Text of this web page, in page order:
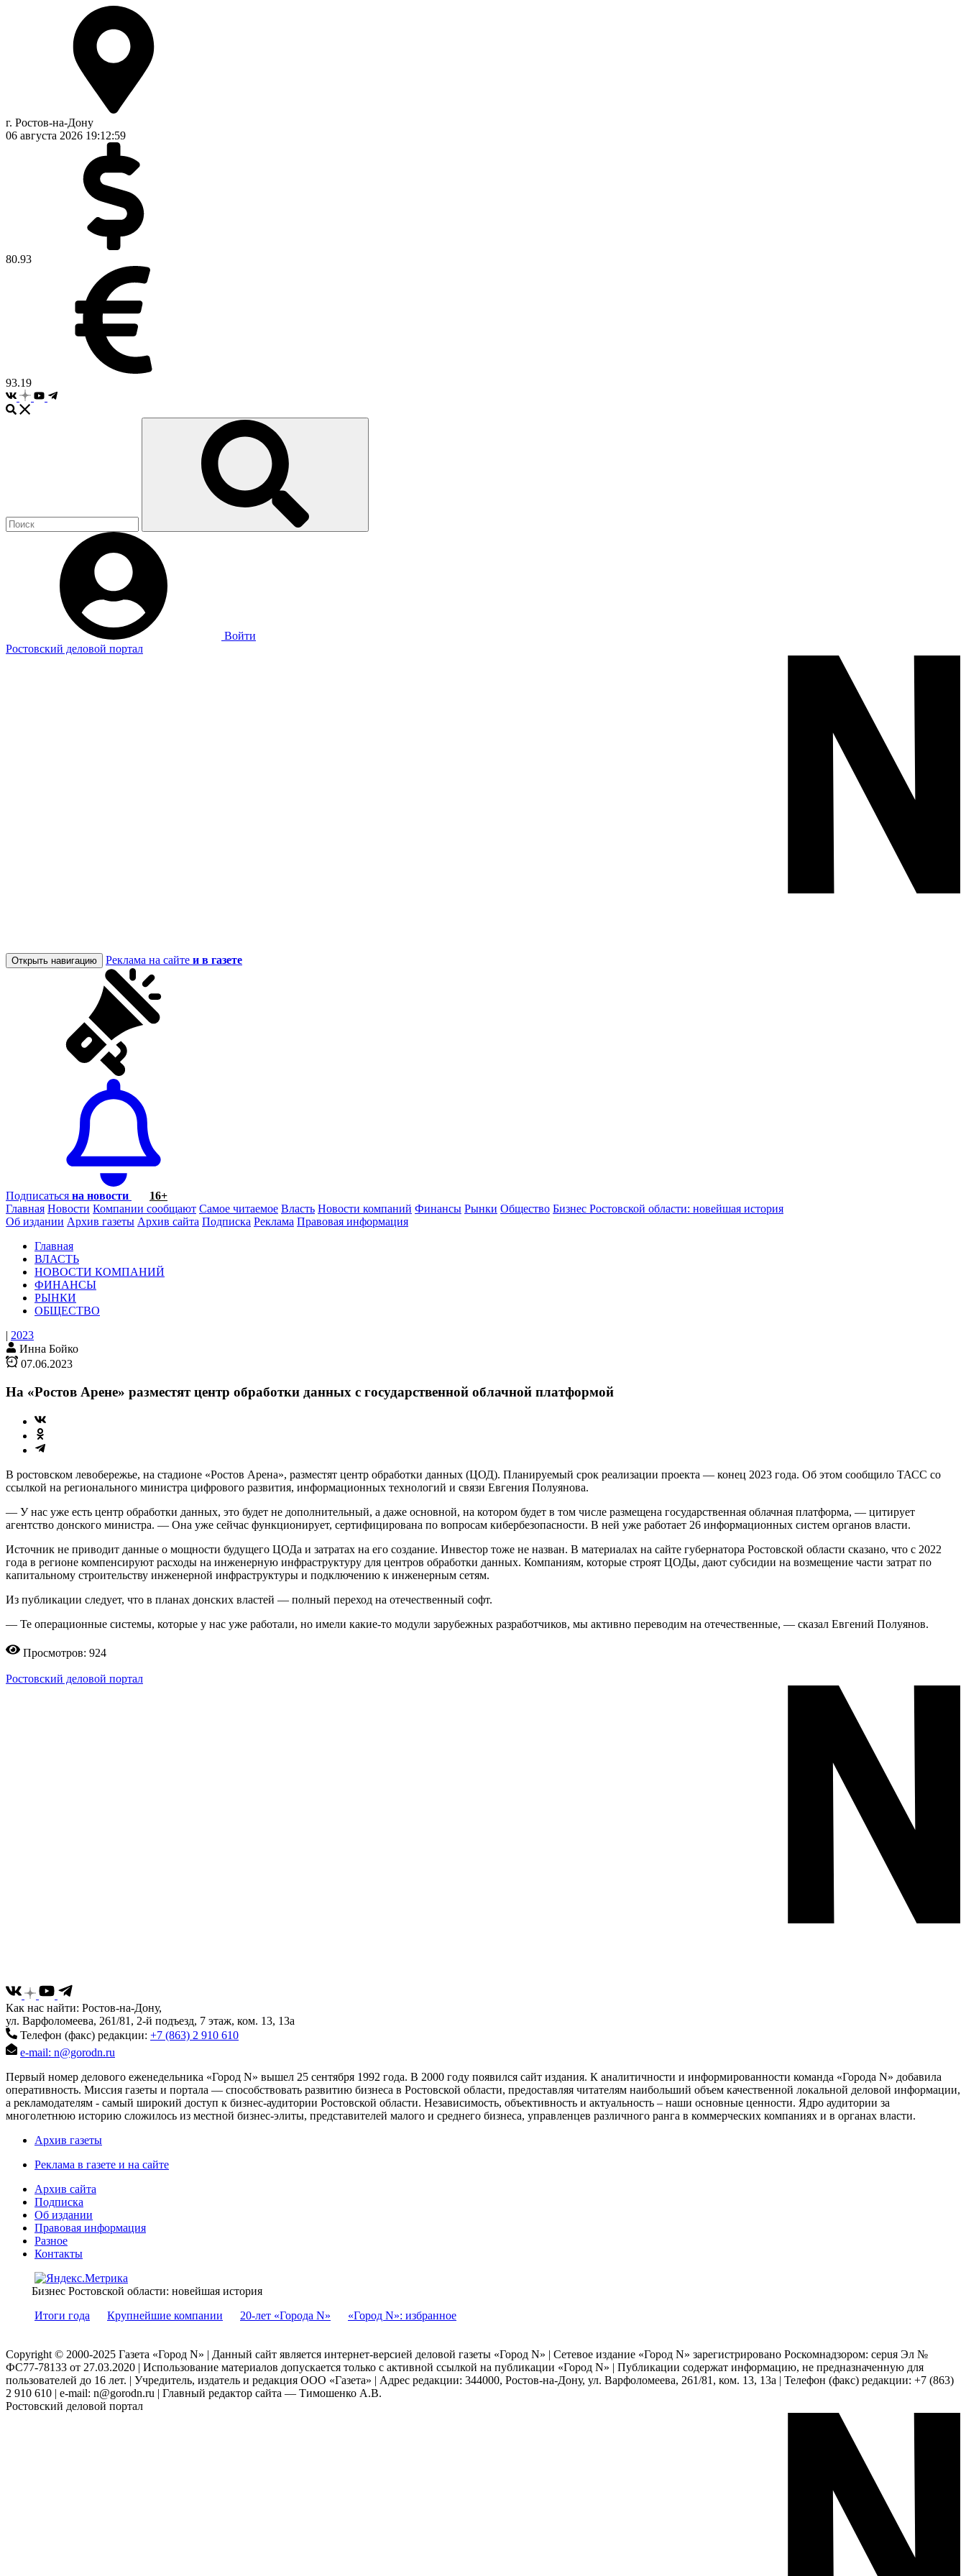
г. Ростов-на-Дону
06 августа 2026 19:12:59
80.93
93.19
Войти
Ростовский деловой портал
Открыть навигацию Реклама на сайте и в газете
Подписаться на новости
16+
Главная Новости Компании сообщают Самое читаемое Власть Новости компаний Финансы Рынки Общество Бизнес Ростовской области: новейшая история
Об издании Архив газеты Архив сайта Подписка Реклама Правовая информация
Главная
ВЛАСТЬ
НОВОСТИ КОМПАНИЙ
ФИНАНСЫ
РЫНКИ
ОБЩЕСТВО
| 2023
Инна Бойко
07.06.2023
На «Ростов Арене» разместят центр обработки данных с государственной облачной платформой
В ростовском левобережье, на стадионе «Ростов Арена», разместят центр обработки данных (ЦОД). Планируемый срок реализации проекта — конец 2023 года. Об этом сообщило ТАСС со
ссылкой на регионального министра цифрового развития, информационных технологий и связи Евгения Полуянова.
— У нас уже есть центр обработки данных, это будет не дополнительный, а даже основной, на котором будет в том числе размещена государственная облачная платформа, — цитирует
агентство донского министра. — Она уже сейчас функционирует, сертифицирована по вопросам кибербезопасности. В ней уже работает 26 информационных систем органов власти.
Источник не приводит данные о мощности будущего ЦОДа и затратах на его создание. Инвестор тоже не назван. В материалах на сайте губернатора Ростовской области сказано, что с 2022
года в регионе компенсируют расходы на инженерную инфраструктуру для центров обработки данных. Компаниям, которые строят ЦОДы, дают субсидии на возмещение части затрат по
капитальному строительству инженерной инфраструктуры и подключению к инженерным сетям.
Из публикации следует, что в планах донских властей — полный переход на отечественный софт.
— Те операционные системы, которые у нас уже работали, но имели какие-то модули зарубежных разработчиков, мы активно переводим на отечественные, — сказал Евгений Полуянов.
Просмотров: 924
Ростовский деловой портал
Как нас найти: Ростов-на-Дону,
ул. Варфоломеева, 261/81, 2-й подъезд, 7 этаж, ком. 13, 13а
Телефон (факс) редакции: +7 (863) 2 910 610
e-mail: n@gorodn.ru
Первый номер делового еженедельника «Город N» вышел 25 сентября 1992 года. В 2000 году появился сайт издания. К аналитичности и информированности команда «Города N» добавила
оперативность. Миссия газеты и портала — способствовать развитию бизнеса в Ростовской области, предоставляя читателям наибольший объем качественной локальной деловой информации,
а рекламодателям - самый широкий доступ к бизнес-аудитории Ростовской области. Независимость, объективность и актуальность – наши основные ценности. Ядро аудитории за
многолетнюю историю сложилось из местной бизнес-элиты, представителей малого и среднего бизнеса, управленцев различного ранга в коммерческих компаниях и в органах власти.
Архив газеты
Реклама в газете и на сайте
Архив сайта
Подписка
Об издании
Правовая информация
Разное
Контакты
Бизнес Ростовской области: новейшая история
Итоги года
Крупнейшие компании 20-лет «Города N» «Город N»: избранное
Copyright © 2000-2025 Газета «Город N» | Данный сайт является интернет-версией деловой газеты «Город N» | Сетевое издание «Город N» зарегистрировано Роскомнадзором: серuя Эл №
ФС77-78133 от 27.03.2020 | Использование материалов допускается только с активной ссылкой на публикации «Город N» | Публикации содержат информацию, не предназначенную для
пользователей до 16 лет. | Учредитель, издатель и редакция ООО «Газета» | Адрес редакции: 344000, Ростов-на-Дону, ул. Варфоломеева, 261/81, ком. 13, 13а | Телефон (факс) редакции: +7 (863)
2 910 610 | e-mail: n@gorodn.ru | Главный редактор сайта — Тимошенко А.В.
Ростовский деловой портал